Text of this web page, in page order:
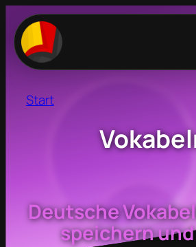
Zum
Inhalt
springen
Start
Deutsche
speichern